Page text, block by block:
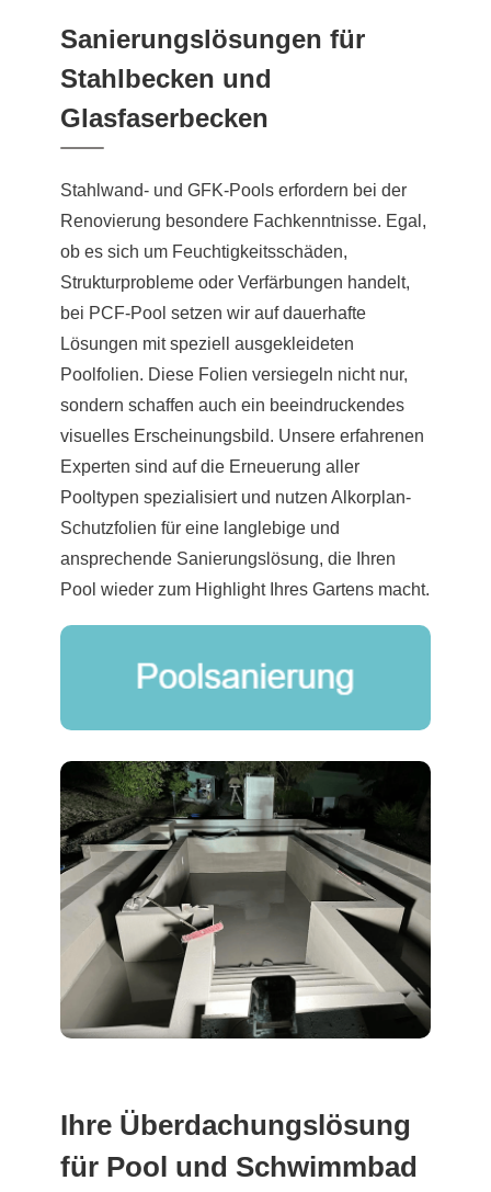
Sanierungslösungen für
Stahlbecken und
Glasfaserbecken
Stahlwand- und GFK-Pools erfordern bei der
Renovierung besondere Fachkenntnisse. Egal,
ob es sich um Feuchtigkeitsschäden,
Strukturprobleme oder Verfärbungen handelt,
bei PCF-Pool setzen wir auf dauerhafte
Lösungen mit speziell ausgekleideten
Poolfolien. Diese Folien versiegeln nicht nur,
sondern schaffen auch ein beeindruckendes
visuelles Erscheinungsbild. Unsere erfahrenen
Experten sind auf die Erneuerung aller
Pooltypen spezialisiert und nutzen Alkorplan-
Schutzfolien für eine langlebige und
ansprechende Sanierungslösung, die Ihren
Pool wieder zum Highlight Ihres Gartens macht.
Ihre Überdachungslösung
für Pool und Schwimmbad